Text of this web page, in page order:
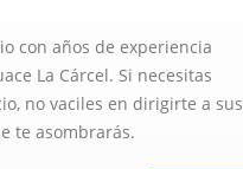
con años de experiencia
La Cárcel. Si necesitas
no vaciles en dirigirte a sus
te asombrarás.